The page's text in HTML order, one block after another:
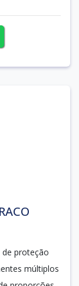
proteção
múltiplos